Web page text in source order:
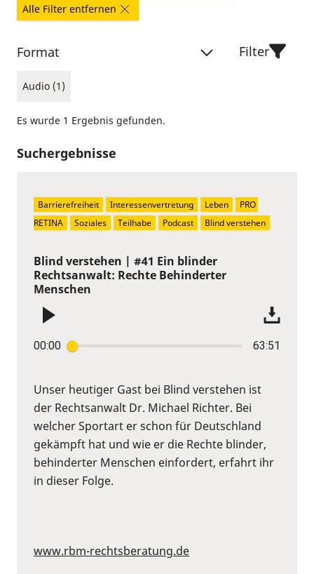
Alle Filter entfernen
Format
Audio (1)
Filter
Es wurde 1 Ergebnis gefunden.
Suchergebnisse
Blind verstehen | #41 Ein blinder
Rechtsanwalt: Rechte Behinderter
Menschen
00:00 63:51
Unser heutiger Gast bei Blind verstehen ist
der Rechtsanwalt Dr. Michael Richter. Bei
welcher Sportart er schon für Deutschland
gekämpft hat und wie er die Rechte blinder,
behinderter Menschen einfordert, erfahrt ihr
in dieser Folge.
www.rbm-rechtsberatung.de
Barrierefreiheit Interessenvertretung Leben
PRO
RETINA
Soziales Teilhabe Podcast Blind verstehen